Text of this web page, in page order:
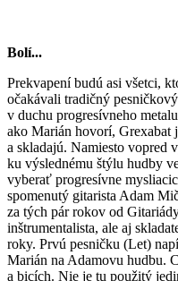
Bolí...
Prekvapení budú asi všetci,
očakávali tradičný
v duchu progresívneho
ako Marián hovorí, Grexabat
a skladajú. Namiesto vopred
ku výslednému štýlu hudby
vyberať progresívne
spomenutý gitarista Adam
za tých pár rokov od
inštrumentalista, ale aj
roky. Prvú pesničku (Let)
Marián na Adamovu hudbu.
a bicích. Nie je tu použitý